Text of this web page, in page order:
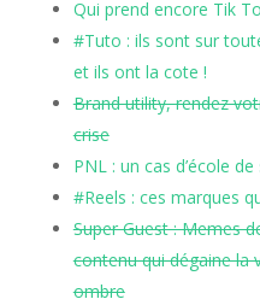
Qui prend encore Tik
#Tuto : ils sont sur
et ils ont la cote !
Brand utility, rendez
crise
PNL : un cas d’école
#Reels : ces marques
Super Guest : Memes
contenu qui dégaine la
ombre